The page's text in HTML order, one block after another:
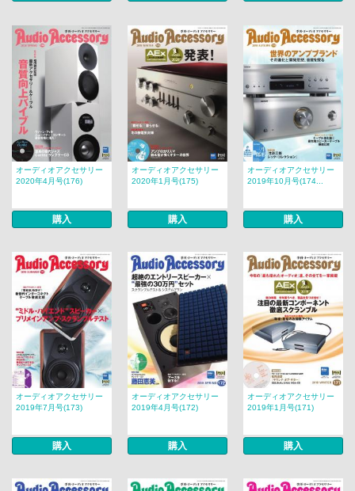
オーディオアクセサリー
2020年4月号(176)
購入
オーディオアクセサリー
2020年1月号(175)
購入
オーディオアクセサリー
2019年10月号(174...
購入
オーディオアクセサリー
2019年7月号(173)
購入
オーディオアクセサリー
2019年4月号(172)
購入
オーディオアクセサリー
2019年1月号(171)
購入